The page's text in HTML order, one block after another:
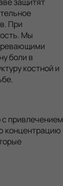
При
Мы
боли в
костной и
привлечением
концентрацию